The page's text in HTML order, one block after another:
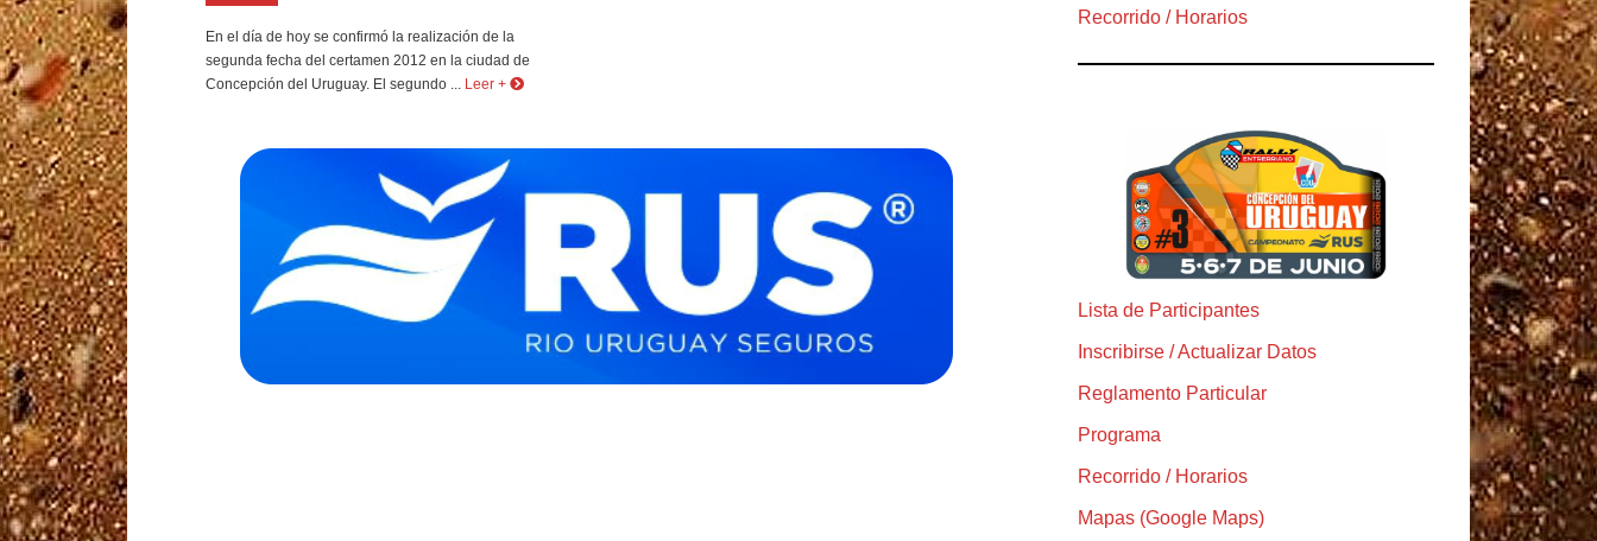
En el día de hoy se confirmó la realización de la
segunda fecha del certamen 2012 en la ciudad de
Concepción del Uruguay. El segundo ...
Leer +
Recorrido / Horarios
Lista de Participantes
Inscribirse / Actualizar Datos
Reglamento Particular
Programa
Recorrido / Horarios
Mapas (Google Maps)